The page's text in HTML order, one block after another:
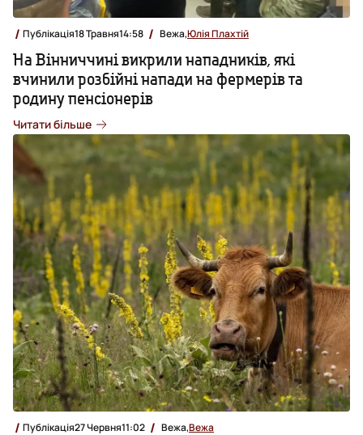
Публікація18 Травня14:58 Вежа,Юлія Плахтій
На Вінниччині викрили нападників, які
вчинили розбійні напади на фермерів та
родину пенсіонерів
Читати більше
Публікація27 Червня11:02 Вежа,Вежа